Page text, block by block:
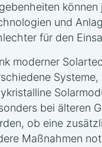
und
für den
moderner
bei älteren
ob eine
Maßnahmen